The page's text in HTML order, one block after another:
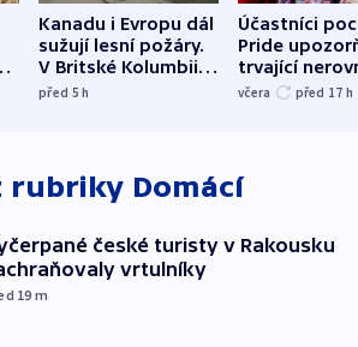
Kanadu i Evropu dál
sužují lesní požáry.
V Britské Kolumbii
evakuovali tisíce lidí
před 5h
Účastníci
Pride
trvající
včera před 17 h
rubriky Domácí
české turisty v Rakousku
vrtulníky
19 m